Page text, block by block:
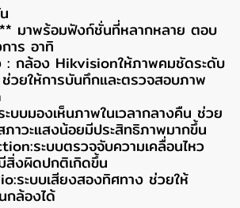
มาพร้อมฟังก์ชั่นที่หลากหลาย ตอบ
าร อาทิ
: กล้อง Hikvisionให้ภาพคมชัดระดับ
วยให้การบันทึกและตรวจสอบภาพ
บมองเห็นภาพในเวลากลางคืน ช่วย
ภาวะแสงน้อยมีประสิทธิภาพมากขึ้น
ระบบตรวจจับความเคลื่อนไหว
สิ่งผิดปกติเกิดขึ้น
ระบบเสียงสองทิศทาง ช่วยให้
กล้องได้